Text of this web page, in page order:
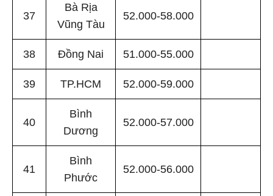
37
Bà Rịa
Vũng Tàu
52.000-58.000
38 Đồng Nai 51.000-55.000
39 TP.HCM 52.000-59.000
40
Bình
Dương
52.000-57.000
41
Bình
Phước
52.000-56.000